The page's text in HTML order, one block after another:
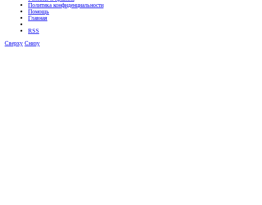
Политика конфиденциальности
Помощь
Главная
RSS
Сверху Снизу